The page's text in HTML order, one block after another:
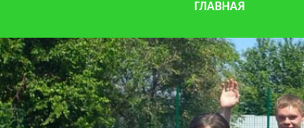
ГЛАВНАЯ